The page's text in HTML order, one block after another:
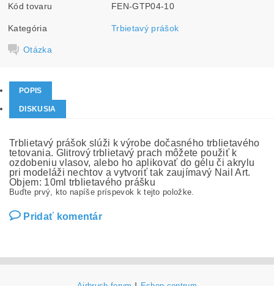
Kód tovaru FEN-GTP04-10
Kategória Trbietavý prášok
Otázka
POPIS
DISKUSIA
Trblietavý prášok slúži k výrobe dočasného trblietavého
tetovania. Glitrový trblietavý prach môžete použiť k
ozdobeniu vlasov, alebo ho aplikovať do gélu či akrylu
pri modeláži nechtov a vytvoriť tak zaujímavý Nail Art.
Objem: 10ml trblietavého prášku
Buďte prvý, kto napíše príspevok k tejto položke.
Pridať komentár